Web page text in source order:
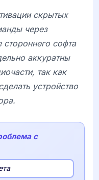
скрытых
через
стороннего софта
аккуратны
так как
устройство
с